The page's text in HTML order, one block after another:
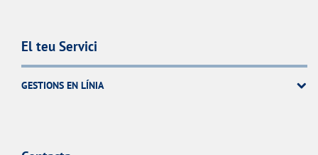
El teu Servici
GESTIONS EN LÍNIA